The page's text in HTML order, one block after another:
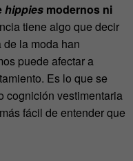
hippies modernos ni
tiene algo que decir
la moda han
puede afectar a
Es lo que se
cognición vestimentaria
fácil de entender que